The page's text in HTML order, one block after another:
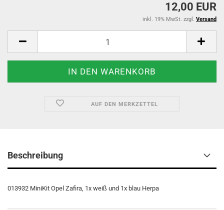
12,00 EUR
inkl. 19% MwSt. zzgl. Versand
AUF DEN MERKZETTEL
Beschreibung
013932 MiniKit Opel Zafira, 1x weiß und 1x blau Herpa